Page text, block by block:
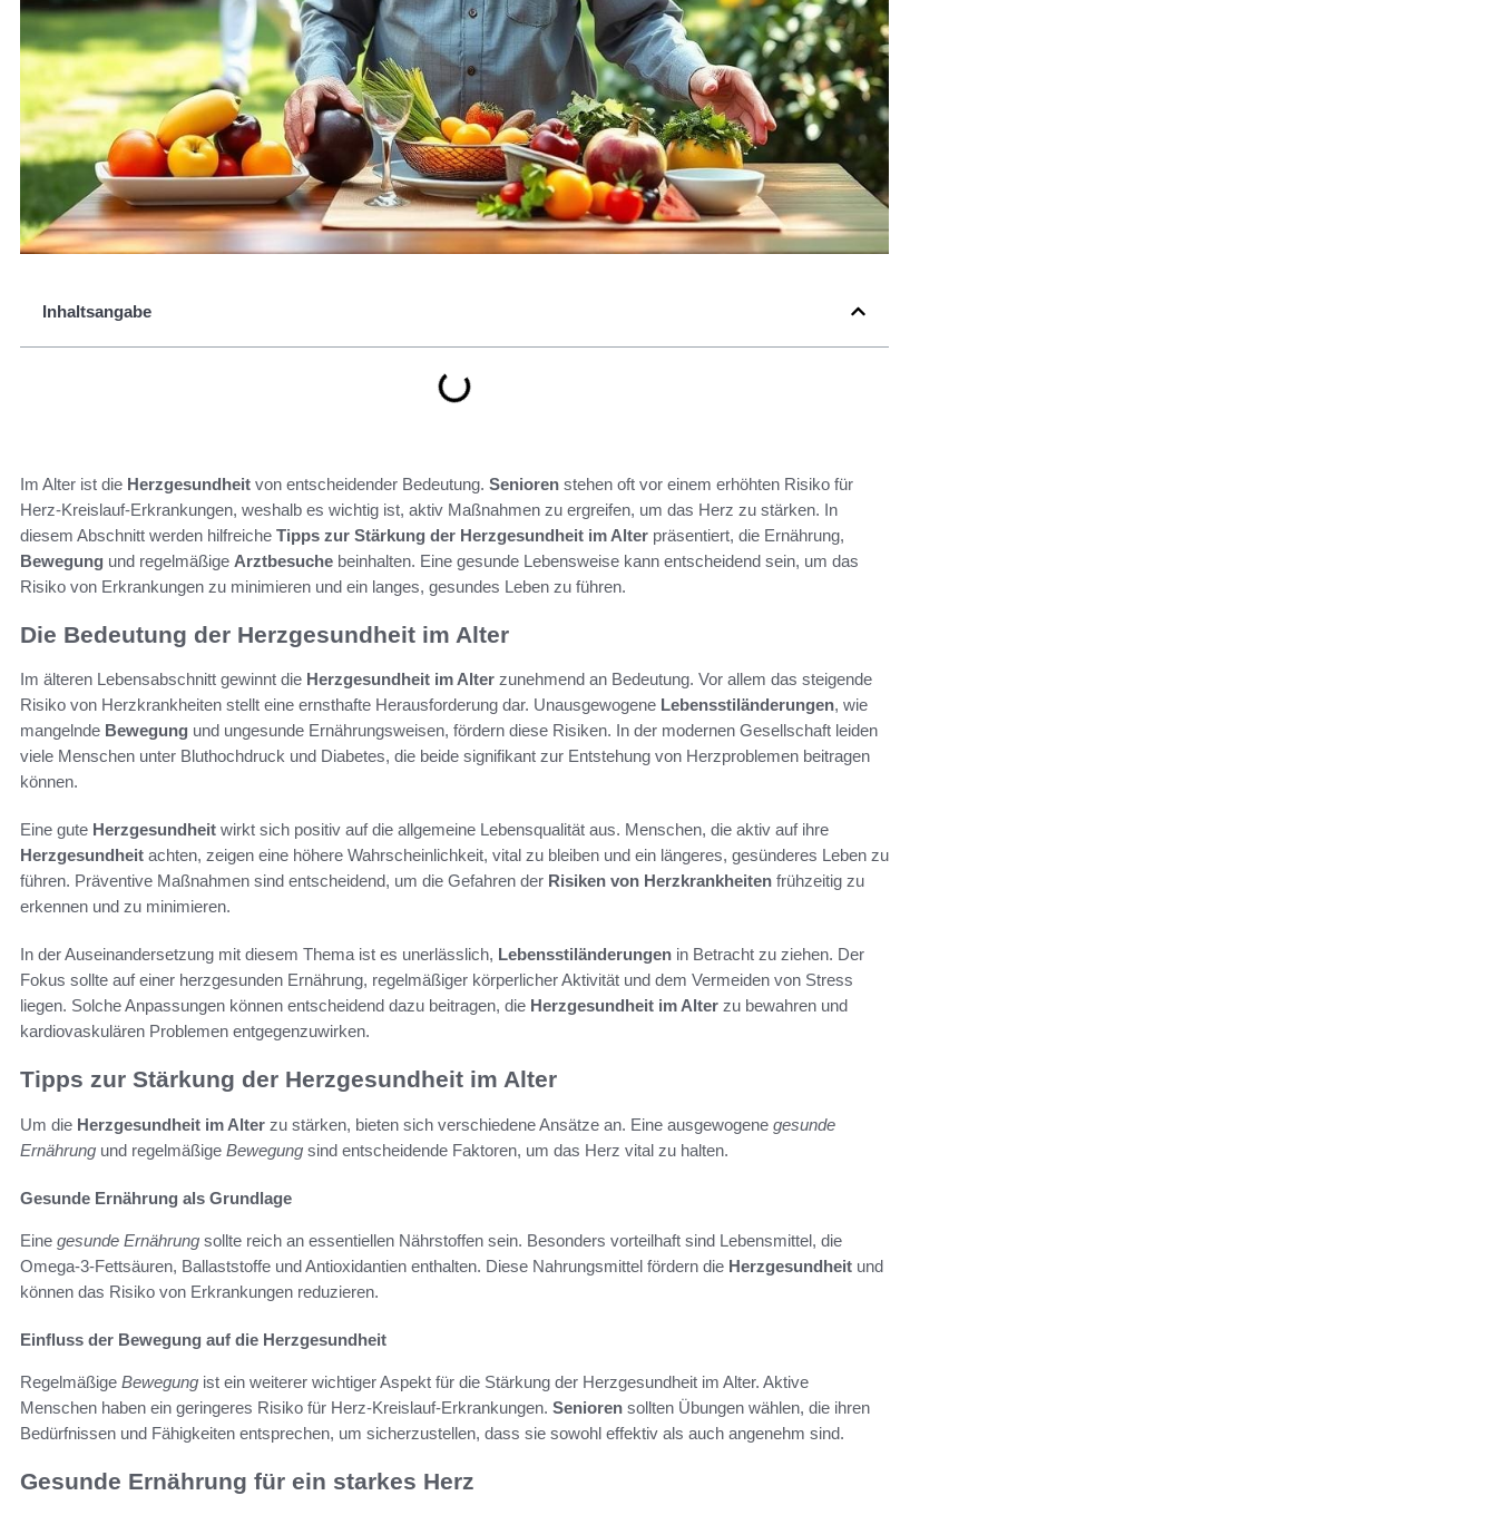
Inhaltsangabe
Im Alter ist die Herzgesundheit von entscheidender Bedeutung. Senioren stehen oft vor einem erhöhten Risiko für
Herz-Kreislauf-Erkrankungen, weshalb es wichtig ist, aktiv Maßnahmen zu ergreifen, um das Herz zu stärken. In
diesem Abschnitt werden hilfreiche Tipps zur Stärkung der Herzgesundheit im Alter präsentiert, die Ernährung,
Bewegung und regelmäßige Arztbesuche beinhalten. Eine gesunde Lebensweise kann entscheidend sein, um das
Risiko von Erkrankungen zu minimieren und ein langes, gesundes Leben zu führen.
Die Bedeutung der Herzgesundheit im Alter
Im älteren Lebensabschnitt gewinnt die Herzgesundheit im Alter zunehmend an Bedeutung. Vor allem das steigende
Risiko von Herzkrankheiten stellt eine ernsthafte Herausforderung dar. Unausgewogene Lebensstiländerungen, wie
mangelnde Bewegung und ungesunde Ernährungsweisen, fördern diese Risiken. In der modernen Gesellschaft leiden
viele Menschen unter Bluthochdruck und Diabetes, die beide signifikant zur Entstehung von Herzproblemen beitragen
können.
Eine gute Herzgesundheit wirkt sich positiv auf die allgemeine Lebensqualität aus. Menschen, die aktiv auf ihre
Herzgesundheit achten, zeigen eine höhere Wahrscheinlichkeit, vital zu bleiben und ein längeres, gesünderes Leben zu
führen. Präventive Maßnahmen sind entscheidend, um die Gefahren der Risiken von Herzkrankheiten frühzeitig zu
erkennen und zu minimieren.
In der Auseinandersetzung mit diesem Thema ist es unerlässlich, Lebensstiländerungen in Betracht zu ziehen. Der
Fokus sollte auf einer herzgesunden Ernährung, regelmäßiger körperlicher Aktivität und dem Vermeiden von Stress
liegen. Solche Anpassungen können entscheidend dazu beitragen, die Herzgesundheit im Alter zu bewahren und
kardiovaskulären Problemen entgegenzuwirken.
Tipps zur Stärkung der Herzgesundheit im Alter
Um die Herzgesundheit im Alter zu stärken, bieten sich verschiedene Ansätze an. Eine ausgewogene gesunde
Ernährung und regelmäßige Bewegung sind entscheidende Faktoren, um das Herz vital zu halten.
Gesunde Ernährung als Grundlage
Eine gesunde Ernährung sollte reich an essentiellen Nährstoffen sein. Besonders vorteilhaft sind Lebensmittel, die
Omega-3-Fettsäuren, Ballaststoffe und Antioxidantien enthalten. Diese Nahrungsmittel fördern die Herzgesundheit und
können das Risiko von Erkrankungen reduzieren.
Einfluss der Bewegung auf die Herzgesundheit
Regelmäßige Bewegung ist ein weiterer wichtiger Aspekt für die Stärkung der Herzgesundheit im Alter. Aktive
Menschen haben ein geringeres Risiko für Herz-Kreislauf-Erkrankungen. Senioren sollten Übungen wählen, die ihren
Bedürfnissen und Fähigkeiten entsprechen, um sicherzustellen, dass sie sowohl effektiv als auch angenehm sind.
Gesunde Ernährung für ein starkes Herz